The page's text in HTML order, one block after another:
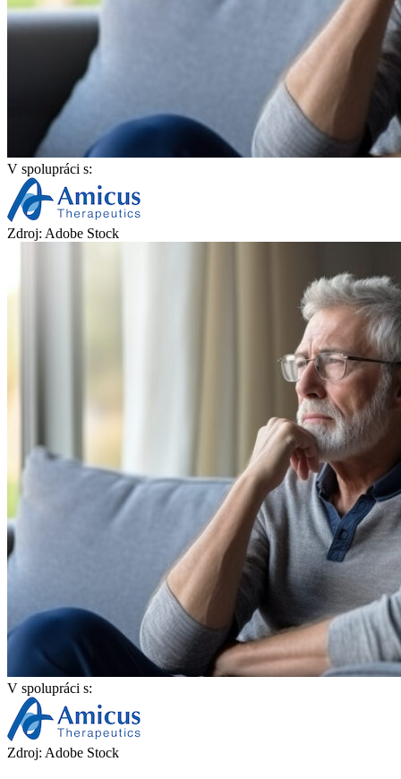
V spolupráci s:
Zdroj: Adobe Stock
V spolupráci s:
Zdroj: Adobe Stock